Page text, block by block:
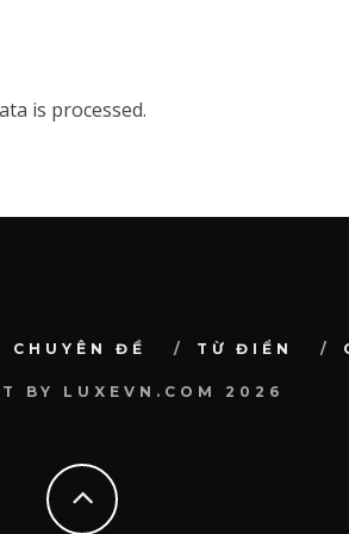
is processed.
CHUYÊN ĐỀ TỪ ĐIỂN
BY LUXEVN.COM 2026